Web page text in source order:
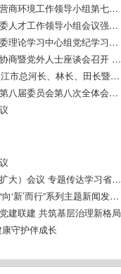
邹自景在全市优化营商环境工作领导小组第七次全体会议上强调 优服务降成本 锻长板补短板 进一步提升经营主体满意度获得感 李丹主持 戴震 康俊出席
邹自景主持召开市委人才工作领导小组会议强调 以人才之兴推动新时代内江振兴崛起 李丹出席
邹自景主持召开市委理论学习中心组党纪学习教育专题学习会强调 深入学习贯彻习近平总书记重要论述 把学习教育成效转化为推动内江发展的强大动力 李丹 康俊参加
全市统一战线专题协商暨党外人士座谈会召开 征求对市委八届八次全会文件及推动内江产业结构提质升级的意见建议 邹自景主持并讲话 李丹 康俊出席
邹自景在2024年内江市总河长、林长、田长暨耕地保护工作领导小组第一次全体会议上强调 抓严抓实河湖长制林长制田长制各项工作 加快建设美丽内江 坚决守牢耕地保护红线 李丹主持 康俊出席
中国共产党内江市第八届委员会第八次全体会议决议
市委常委会召开（扩大）会议 专题传达学习省委十二届八次全会精神 安排部署贯彻落实工作
市政府新闻办举行“向‘新’而行”系列主题新闻发布会内江经开区专场
建联建 共筑基层治理新格局
守护伴成长